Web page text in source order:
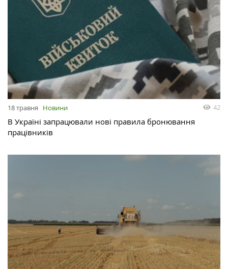
18 травня Новини 42
В Україні запрацювали нові правила бронювання
працівників